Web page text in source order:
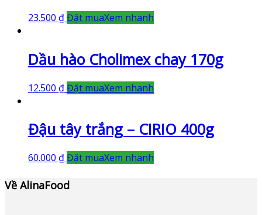
23.500 ₫Đặt muaXem nhanh
Dầu hào Cholimex chay 170g
12.500 ₫Đặt muaXem nhanh
Đậu tây trắng – CIRIO 400g
60.000 ₫Đặt muaXem nhanh
Về AlinaFood